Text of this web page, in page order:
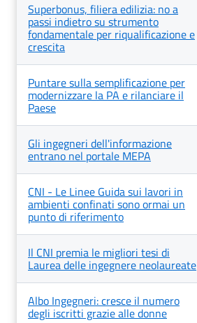
Superbonus, filiera edilizia: no a
passi indietro su strumento
fondamentale per riqualificazione e
crescita
Puntare sulla semplificazione per
modernizzare la PA e rilanciare il
Paese
Gli ingegneri dell'informazione
entrano nel portale MEPA
CNI - Le Linee Guida sui lavori in
ambienti confinati sono ormai un
punto di riferimento
Il CNI premia le migliori tesi di
Laurea delle ingegnere neolaureate
Albo Ingegneri: cresce il numero
degli iscritti grazie alle donne